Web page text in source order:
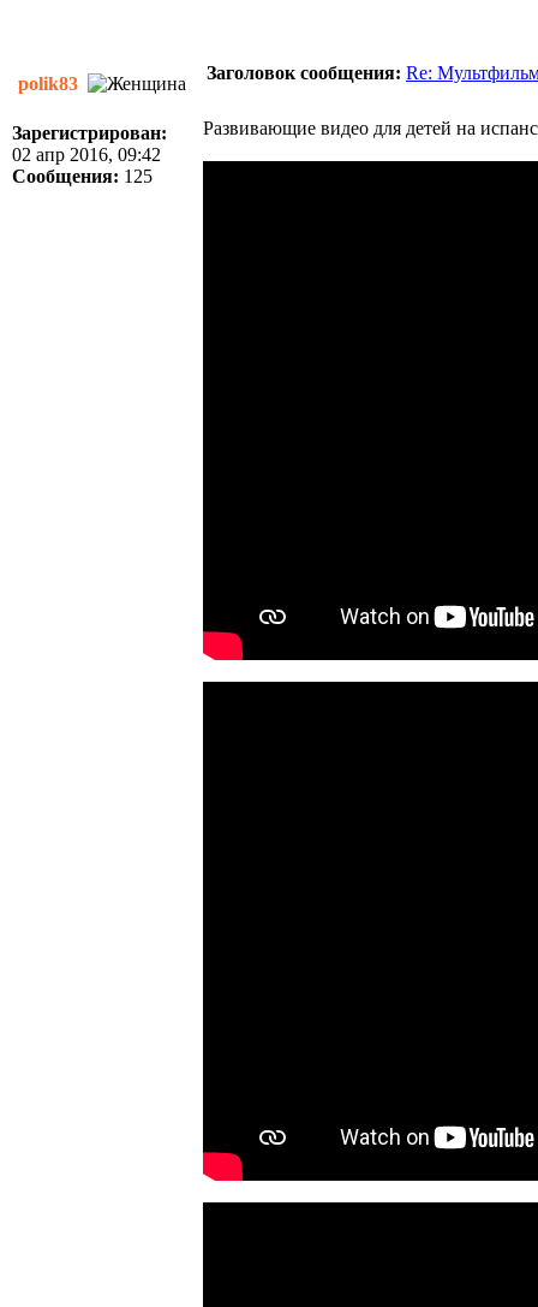
polik83
Заголовок сообщения: Re:
Зарегистрирован:
02 апр 2016, 09:42
Сообщения: 125
Развивающие видео для детей на